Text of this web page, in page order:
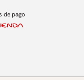
de pago